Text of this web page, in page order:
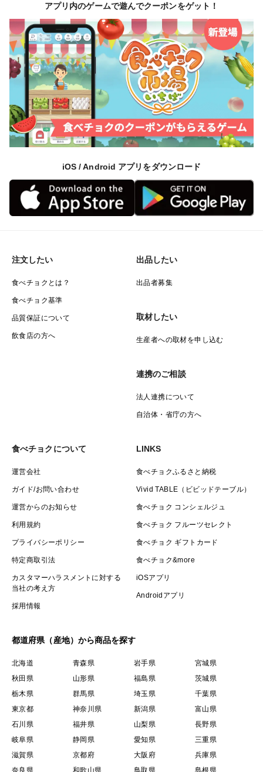
・包丁を入れたとき感じる柔らかさ、ジュワっと水分が
溢れます。
・【収穫当日に発送】何といっても一般流通には無い新
鮮な味わい！
・「皮付き、土付き、根っ子付き」で新鮮さ長持ち！
・信州高原の冷涼な気候と寒暖差が生む甘さと味の濃い
野菜です。
＜お届け内容＞
き」で【収穫当日に発送】します。
※自然な栽培による野菜なので多少の曲がりあり、太さ
は均一ではありません。
用途：細めのネギは薬味に、中くらいは汁物に、太いネ
ギは焼き物、鍋物に…など使い分けができます。
＜商品の容姿＞
梱包の都合上、細めのネギが下に、太めのネギが箱の上
SSサイズ…6～10mm（薬味ネギ）
Sサイズ…10～13mm（薬味ネギ）
4Lサイズ…30mm以上
＜配送について＞
【ヤマト運輸】にてお届けします。
★新鮮な長ネギがいつもお家にあったら？
↓
★必要な時に必要な分だけ食べられます。
雨の日や寒い日に、かさばる長ネギをスーパーに買いに
行かずに済みます。
アプリ内のゲームで遊んでクーポンをゲット！
iOS / Android アプリをダウンロード
注文したい
食べチョクとは？
食べチョク基準
品質保証について
飲食店の方へ
出品したい
出品者募集
取材したい
生産者への取材を申し込む
連携のご相談
法人連携について
自治体・省庁の方へ
食べチョクについて
運営会社
ガイド/お問い合わせ
運営からのお知らせ
利用規約
プライバシーポリシー
特定商取引法
カスタマーハラスメントに対する
当社の考え方
採用情報
LINKS
食べチョクふるさと納税
Vivid TABLE（ビビッドテーブル）
食べチョク コンシェルジュ
食べチョク フルーツセレクト
食べチョク ギフトカード
食べチョク&more
iOSアプリ
Androidアプリ
都道府県（産地）から商品を探す
北海道 青森県 岩手県
宮城県
秋田県
山形県 福島県
茨城県
栃木県
群馬県 埼玉県
千葉県
東京都
神奈川県 新潟県
富山県
石川県
福井県 山梨県
長野県
岐阜県
静岡県 愛知県
三重県
滋賀県
京都府 大阪府
兵庫県
奈良県
和歌山県 鳥取県 島根県